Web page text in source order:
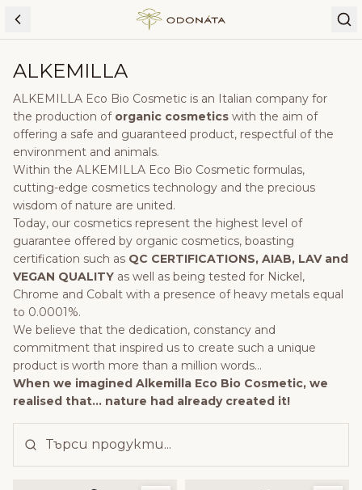
Skip to content
ALKEMILLA
ALKEMILLA Eco Bio Cosmetic is an Italian company for
the production of organic cosmetics with the aim of
offering a safe and guaranteed product, respectful of the
environment and animals.
Within the ALKEMILLA Eco Bio Cosmetic formulas,
cutting-edge cosmetics technology and the precious
wisdom of nature are united.
Today, our cosmetics represent the highest level of
guarantee offered by organic cosmetics, boasting
certification such as QC CERTIFICATIONS, AIAB, LAV and
VEGAN QUALITY as well as being tested for Nickel,
Chrome and Cobalt with a presence of heavy metals equal
to 0.0001%.
We believe that the dedication, constancy and
commitment that inspired us to create such a unique
product is worth more than a million words…
When we imagined Alkemilla Eco Bio Cosmetic, we
realised that… nature had already created it!